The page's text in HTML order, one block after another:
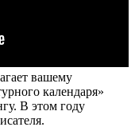
вашему
календаря»
В этом году